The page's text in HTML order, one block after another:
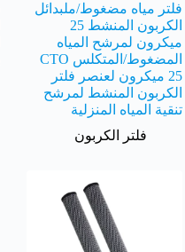
فلتر مياه مضغوط/ملبدائل
الكربون المنشط 25
ميكرون لمرشح المياه
المضغوط/المتكلس CTO
25 ميكرون لعنصر فلتر
الكربون المنشط لمرشح
تنقية المياه المنزلية
فلتر الكربون